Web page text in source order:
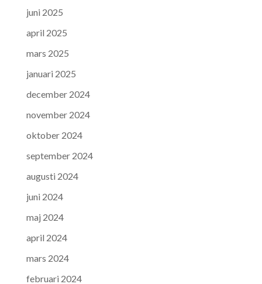
juni 2025
april 2025
mars 2025
januari 2025
december 2024
november 2024
oktober 2024
september 2024
augusti 2024
juni 2024
maj 2024
april 2024
mars 2024
februari 2024